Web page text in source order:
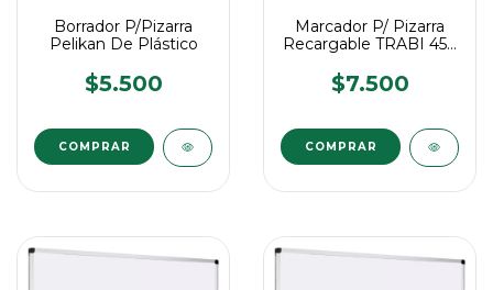
Borrador P/Pizarra
Pelikan De Plástico
$5.500
Marcador P/ Pizarra
Recargable TRABI 450
$7.500